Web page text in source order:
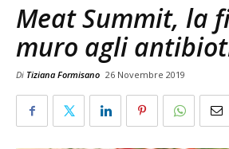
Meat Summit, la
muro agli
Di Tiziana Formisano 26 Novembre 2019